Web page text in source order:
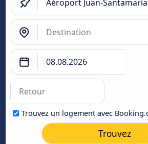
Trouvez un logement avec
Trouvez